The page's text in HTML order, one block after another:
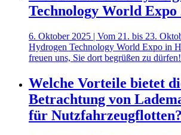
Technology World Expo
6. Oktober 2025 | Vom 21. bis 23.
Hydrogen Technology World Expo in
freuen uns, Sie dort begrüßen zu dürfen!
Welche Vorteile bietet
Betrachtung von
für Nutzfahrzeugflotten?